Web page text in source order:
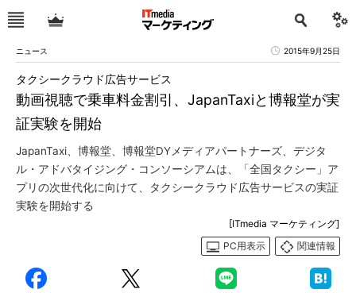
ニュース 2015年9月25日
動画視聴で乗車料金割引、JapanTaxiと博報堂が実
証実験を開始
タクシークラウド広告サービス
JapanTaxi、博報堂、博報堂DYメディアパートナーズ、デジタ
ル・アドバタイジング・コンソーシアムは、「全国タクシー」ア
プリの次世代化に向けて、タクシークラウド広告サービスの実証
実験を開始する
[ITmedia マーケティング]
PC用表示
関連情報